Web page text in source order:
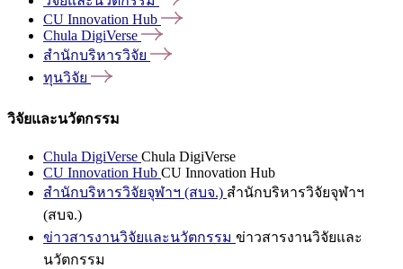
CU Innovation Hub
Chula DigiVerse
สำนักบริหารวิจัย
ทุนวิจัย
วิจัยและนวัตกรรม
Chula DigiVerse Chula DigiVerse
CU Innovation Hub CU Innovation Hub
สำนักบริหารวิจัยจุฬาฯ (สบจ.) สำนักบริหารวิจัยจุฬาฯ
(สบจ.)
ข่าวสารงานวิจัยและนวัตกรรม ข่าวสารงานวิจัยและ
นวัตกรรม